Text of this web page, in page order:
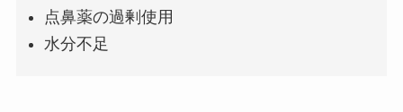
点鼻薬の過剰使用
水分不足